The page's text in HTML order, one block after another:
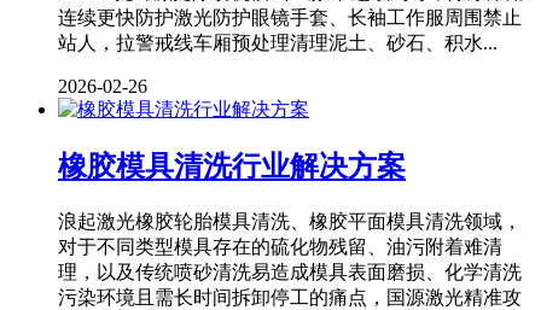
连续更快防护激光防护眼镜手套、长袖工作服周围禁止
站人，拉警戒线车厢预处理清理泥土、砂石、积水...
2026-02-26
橡胶模具清洗行业解决方案
浪起激光橡胶轮胎模具清洗、橡胶平面模具清洗领域，
对于不同类型模具存在的硫化物残留、油污附着难清
理，以及传统喷砂清洗易造成模具表面磨损、化学清洗
污染环境且需长时间拆卸停工的痛点，国源激光精准攻